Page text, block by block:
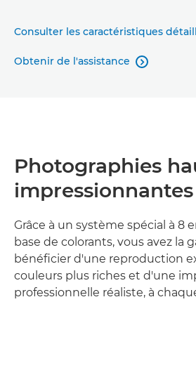
Consulter les caractéristiques
Obtenir de l'assistance 
Photographies
impressionnantes
Grâce à un système spécial à 8
base de colorants, vous avez la
bénéficier d'une reproduction
couleurs plus riches et d'une
professionnelle réaliste, à